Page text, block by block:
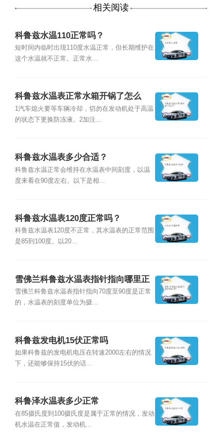
相关阅读
科鲁兹水温110正常吗？
短时间内临时出现110度水温正常，但长期维护在
这个水温就不正常。正常水...
科鲁兹水温表正常水箱开锅了怎么
办？
1汽车熄火要等车辆冷却，切勿在发动机处于高温
的状态下更换防冻液。2加注...
科鲁兹水温表多少合适？
科鲁兹水温正常会维持在水温表中间刻度，以温
度来看在90度左右。以下是相...
科鲁兹水温表120度正常吗？
科鲁兹水温表120度不正常，其水温表的正常范围
是85到100度。以20...
雪佛兰科鲁兹水温表指针指向哪里正
常？
雪佛兰科鲁兹水温表指针指向70度至90度是正常
的，水温表的刻度单位为摄...
科鲁兹发电机15伏正常吗
如果科鲁兹的发电机电压在转速2000左右的情况
下，还能够保持15伏的话...
科鲁泽水温表多少正常
在85摄氏度到100摄氏度是属于正常的情况，发动
机水温在正常值，发动机...